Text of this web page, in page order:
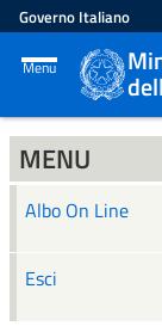
Governo Italiano
Menu
MENU
Albo On Line
Esci
ALBO ON
Ricerca